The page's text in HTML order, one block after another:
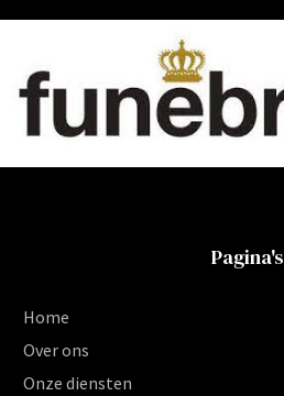
Pagina's
Home
Over ons
Onze diensten